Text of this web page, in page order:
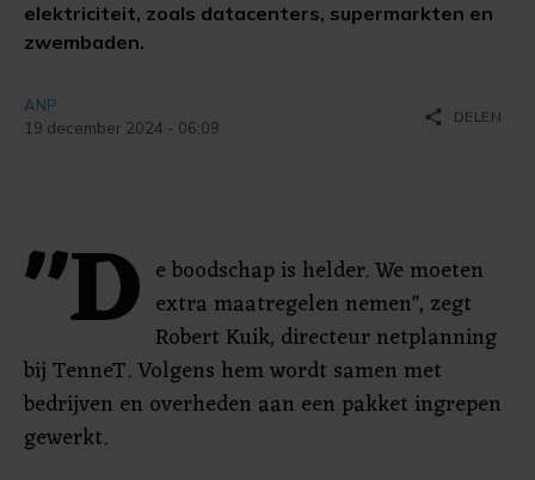
elektriciteit, zoals datacenters, supermarkten en
zwembaden.
ANP
19 december 2024 - 06:09
share DELEN
"D e boodschap is helder. We moeten
extra maatregelen nemen", zegt
Robert Kuik, directeur netplanning
bij TenneT. Volgens hem wordt samen met
bedrijven en overheden aan een pakket ingrepen
gewerkt.